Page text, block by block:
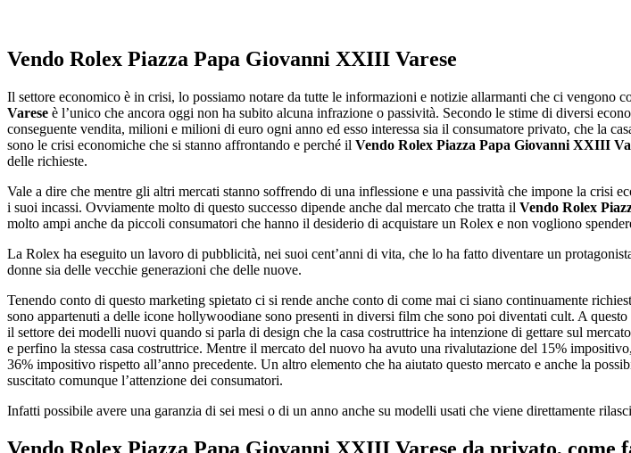
Vendo Rolex Piazza Papa Giovanni XXIII Varese
Il settore economico è in crisi, lo possiamo notare da tutte le informazioni e notizie allarmanti che ci vengono
Varese è l’unico che ancora oggi non ha subito alcuna infrazione o passività. Secondo le stime di diversi
conseguente vendita, milioni e milioni di euro ogni anno ed esso interessa sia il consumatore privato, che la
sono le crisi economiche che si stanno affrontando e perché il Vendo Rolex Piazza Papa Giovanni XXIII
delle richieste.
Vale a dire che mentre gli altri mercati stanno soffrendo di una inflessione e una passività che impone la crisi
i suoi incassi. Ovviamente molto di questo successo dipende anche dal mercato che tratta il Vendo Rolex
molto ampi anche da piccoli consumatori che hanno il desiderio di acquistare un Rolex e non vogliono
La Rolex ha eseguito un lavoro di pubblicità, nei suoi cent’anni di vita, che lo ha fatto diventare un
donne sia delle vecchie generazioni che delle nuove.
Tenendo conto di questo marketing spietato ci si rende anche conto di come mai ci siano continuamente
sono appartenuti a delle icone hollywoodiane sono presenti in diversi film che sono poi diventati cult. A
il settore dei modelli nuovi quando si parla di design che la casa costruttrice ha intenzione di gettare sul
e perfino la stessa casa costruttrice. Mentre il mercato del nuovo ha avuto una rivalutazione del 15%
36% impositivo rispetto all’anno precedente. Un altro elemento che ha aiutato questo mercato e anche la
suscitato comunque l’attenzione dei consumatori.
Infatti possibile avere una garanzia di sei mesi o di un anno anche su modelli usati che viene direttamente
Vendo Rolex Piazza Papa Giovanni XXIII Varese da privato, come